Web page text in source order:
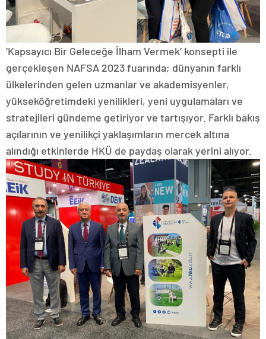
‘Kapsayıcı Bir Geleceğe İlham Vermek’ konsepti ile
gerçekleşen NAFSA 2023 fuarında; dünyanın farklı
ülkelerinden gelen uzmanlar ve akademisyenler,
yükseköğretimdeki yenilikleri, yeni uygulamaları ve
stratejileri gündeme getiriyor ve tartışıyor. Farklı bakış
açılarının ve yenilikçi yaklaşımların mercek altına
alındığı etkinlerde HKÜ de paydaş olarak yerini alıyor.